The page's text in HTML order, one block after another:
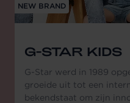
NEW BRAND
G-STAR KIDS
G-Star werd in 1989
groeide uit tot een
bekendstaat om zijn